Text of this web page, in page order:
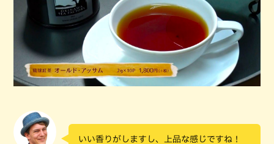
いい香りがしますし、上品な感じですね！